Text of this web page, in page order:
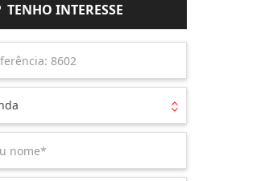
TENHO INTERESSE